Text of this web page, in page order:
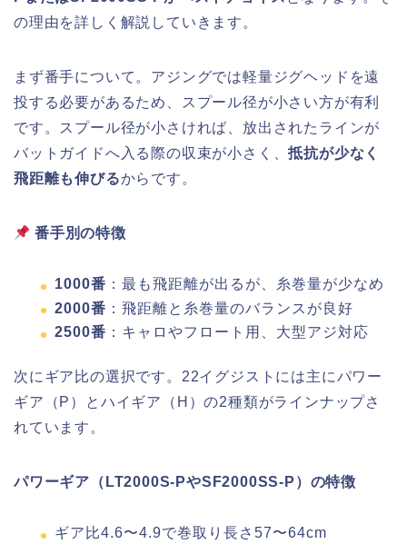
の理由を詳しく解説していきます。
まず番手について。アジングでは軽量ジグヘッドを遠
投する必要があるため、スプール径が小さい方が有利
です。スプール径が小さければ、放出されたラインが
バットガイドへ入る際の収束が小さく、抵抗が少なく
飛距離も伸びるからです。
番手別の特徴
1000番 ：最も飛距離が出るが、糸巻量が少なめ
2000番 ：飛距離と糸巻量のバランスが良好
2500番 ：キャロやフロート用、大型アジ対応
次にギア比の選択です。22イグジストには主にパワー
ギア（P）とハイギア（H）の2種類がラインナップさ
れています。
パワーギア（LT2000S-PやSF2000SS-P）の特徴
ギア比4.6〜4.9で巻取り長さ57〜64cm